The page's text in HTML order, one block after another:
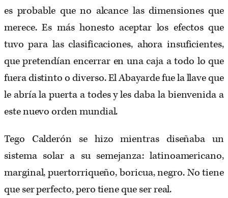
es probable que no alcance las dimensiones que
merece. Es más honesto aceptar los efectos que
tuvo para las clasificaciones, ahora insuficientes,
que pretendían encerrar en una caja a todo lo que
fuera distinto o diverso. El Abayarde fue la llave que
le abría la puerta a todes y les daba la bienvenida a
este nuevo orden mundial.
Tego Calderón se hizo mientras diseñaba un
sistema solar a su semejanza: latinoamericano,
marginal, puertorriqueño, boricua, negro. No tiene
que ser perfecto, pero tiene que ser real.